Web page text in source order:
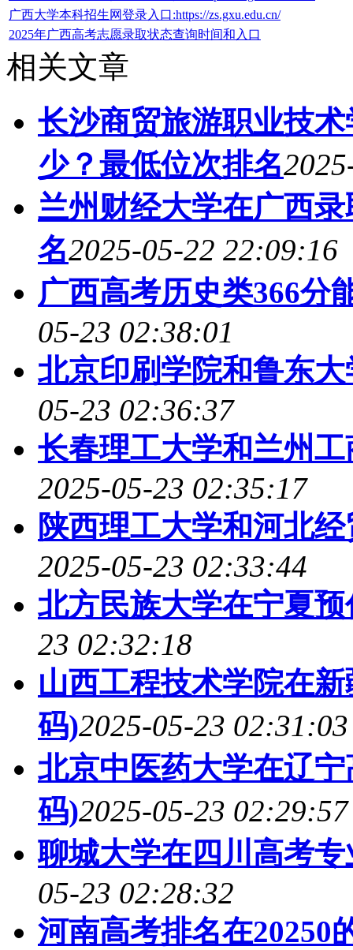
广西大学本科招生网登录入口:https://zs.gxu.edu.cn/
2025年广西高考志愿录取状态查询时间和入口
相关文章
长沙商贸旅游职业技
少？最低位次排名
兰州财经大学在广西
名2025-05-22 22:09:16
广西高考历史类366分
05-23 02:38:01
北京印刷学院和鲁东
05-23 02:36:37
长春理工大学和兰州
2025-05-23 02:35:17
陕西理工大学和河北
2025-05-23 02:33:44
北方民族大学在宁夏
23 02:32:18
山西工程技术学院在
码)2025-05-23 02:31:03
北京中医药大学在辽
码)2025-05-23 02:29:57
聊城大学在四川高考
05-23 02:28:32
河南高考排名在20250